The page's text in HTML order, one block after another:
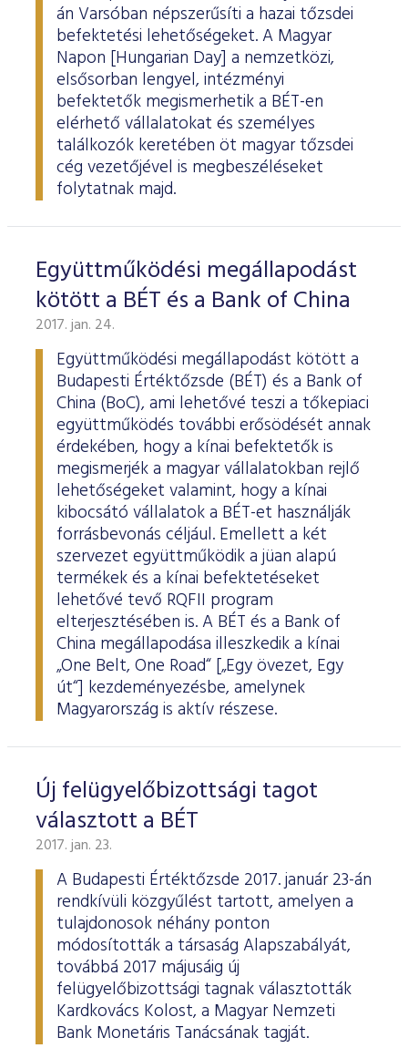
ESG Útmutató
án Varsóban népszerűsíti a hazai tőzsdei
befektetési lehetőségeket. A Magyar
Napon [Hungarian Day] a nemzetközi,
elsősorban lengyel, intézményi
befektetők megismerhetik a BÉT-en
elérhető vállalatokat és személyes
találkozók keretében öt magyar tőzsdei
cég vezetőjével is megbeszéléseket
folytatnak majd.
Együttműködési megállapodást
kötött a BÉT és a Bank of China
2017. jan. 24.
Együttműködési megállapodást kötött a
Budapesti Értéktőzsde (BÉT) és a Bank of
China (BoC), ami lehetővé teszi a tőkepiaci
együttműködés további erősödését annak
érdekében, hogy a kínai befektetők is
megismerjék a magyar vállalatokban rejlő
lehetőségeket valamint, hogy a kínai
kibocsátó vállalatok a BÉT-et használják
forrásbevonás céljául. Emellett a két
szervezet együttműködik a jüan alapú
termékek és a kínai befektetéseket
lehetővé tevő RQFII program
elterjesztésében is. A BÉT és a Bank of
China megállapodása illeszkedik a kínai
„One Belt, One Road“ [„Egy övezet, Egy
út“] kezdeményezésbe, amelynek
Magyarország is aktív részese.
Új felügyelőbizottsági tagot
választott a BÉT
2017. jan. 23.
A Budapesti Értéktőzsde 2017. január 23-án
rendkívüli közgyűlést tartott, amelyen a
tulajdonosok néhány ponton
módosították a társaság Alapszabályát,
továbbá 2017 májusáig új
felügyelőbizottsági tagnak választották
Kardkovács Kolost, a Magyar Nemzeti
Bank Monetáris Tanácsának tagját.